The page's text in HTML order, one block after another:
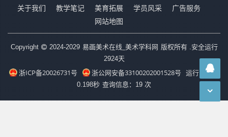
关于我们 教学笔记 美育拓展 学员风采
广告服务
网站地图
Copyright 2024-2029 易画美术在线_美术学科网 版权所有 .安全运行
2924天
浙ICP备20026731号 浙公网安备33100202001528号
运行时长：
0.198秒 查询信息：19 次